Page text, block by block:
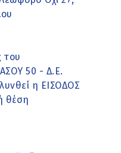
του
50 - Δ.Ε.
η ΕΙΣΟΔΟΣ
θέση